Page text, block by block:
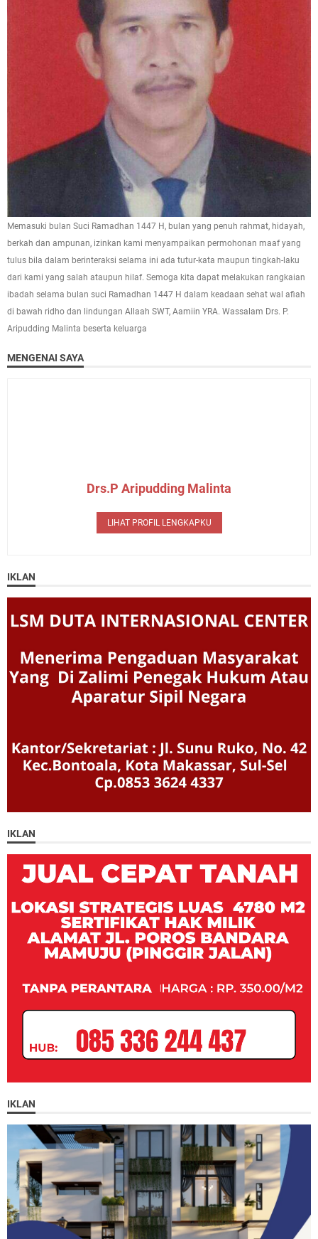
Memasuki bulan Suci Ramadhan 1447 H, bulan yang penuh rahmat, hidayah,
berkah dan ampunan, izinkan kami menyampaikan permohonan maaf yang
tulus bila dalam berinteraksi selama ini ada tutur-kata maupun tingkah-laku
dari kami yang salah ataupun hilaf. Semoga kita dapat melakukan rangkaian
ibadah selama bulan suci Ramadhan 1447 H dalam keadaan sehat wal afiah
di bawah ridho dan lindungan Allaah SWT, Aamiin YRA. Wassalam Drs. P.
Aripudding Malinta beserta keluarga
MENGENAI SAYA
Drs.P Aripudding Malinta
LIHAT PROFIL LENGKAPKU
IKLAN
IKLAN
IKLAN